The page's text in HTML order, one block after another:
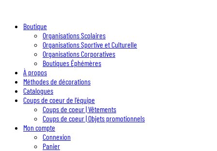
Boutique
Organisations Scolaires
Organisations Sportive et Culturelle
Organisations Corporatives
Boutiques Éphémères
À propos
Méthodes de décorations
Catalogues
Coups de coeur de l’équipe
Coups de coeur | Vêtements
Coups de coeur | Objets promotionnels
Mon compte
Connexion
Panier